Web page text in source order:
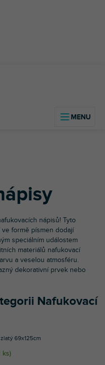
nápisů! Tyto
formě písmen dodají
speciálním událostem
materiálů nafukovací
a veselou atmosféru.
dekorativní prvek nebo
Nafukovací
69x125cm
ks)